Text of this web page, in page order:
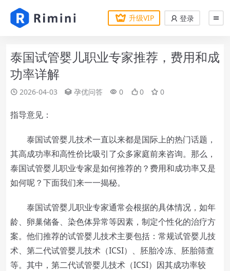
升级VIP 登录
泰国试管婴儿职业专家推荐，费用和成
功率详解
2026-04-03 孕优问答 0 0 0
指导意见：
泰国试管婴儿技术一直以来都是国际上的热门话题，
其高成功率和高性价比吸引了众多家庭前来咨询。那么，
泰国试管婴儿职业专家是如何推荐的？费用和成功率又是
如何呢？下面我们来一一揭秘。
泰国试管婴儿职业专家通常会根据的具体情况，如年
龄、卵巢储备、染色体异常等因素，制定个性化的治疗方
案。他们推荐的试管婴儿技术主要包括：常规试管婴儿技
术、第二代试管婴儿技术（ICSI）、胚胎冷冻、胚胎筛查
等。其中，第二代试管婴儿技术（ICSI）因其成功率较